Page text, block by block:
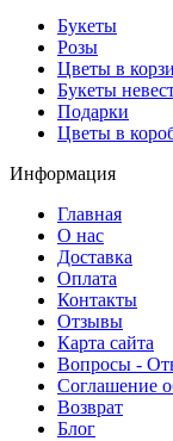
Букеты
Розы
Цветы в
Букеты
Подарки
Цветы в
Информация
Главная
О нас
Доставка
Оплата
Контакты
Отзывы
Карта сайта
Вопросы -
Соглашение
Возврат
Блог